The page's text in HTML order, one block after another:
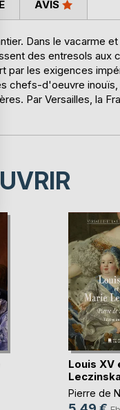
Dans le vacarme
des entresols aux
les exigences
chefs-d'oeuvre
Par Versailles, la
AVIS
Louis XV
Pierre de